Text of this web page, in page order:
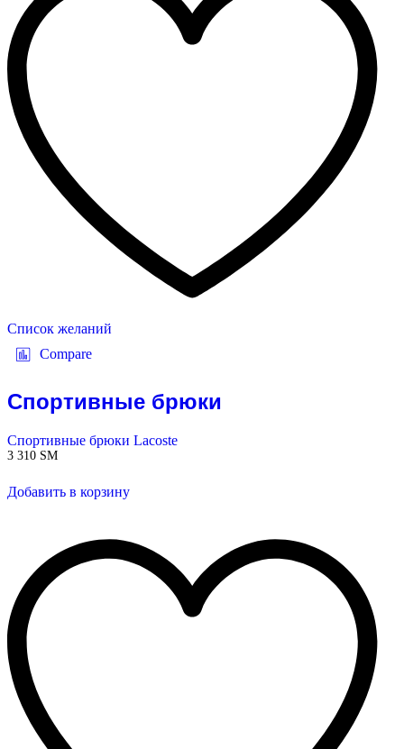
Список желаний
Compare
Спортивные брюки
Спортивные брюки Lacoste
3 310 ЅМ
Добавить в корзину